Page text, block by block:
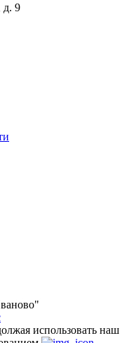
д. 9
использовать наш